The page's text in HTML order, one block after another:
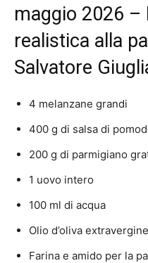
maggio 2026 –
realistica alla
Salvatore
4 melanzane grandi
400 g di salsa di
200 g di parmigiano
1 uovo intero
100 ml di acqua
Olio d’oliva
Farina e amido per la